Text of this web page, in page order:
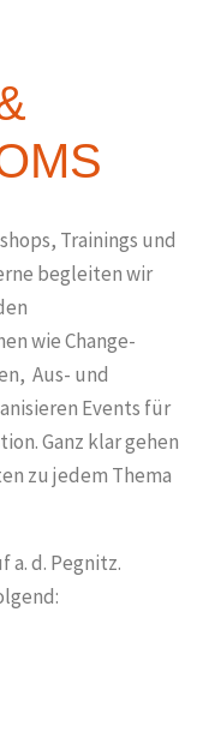
Trainings und
begleiten wir
wieChange-
Aus- und
Events für
Ganz klar gehen
zu jedem Thema
a. d. Pegnitz.